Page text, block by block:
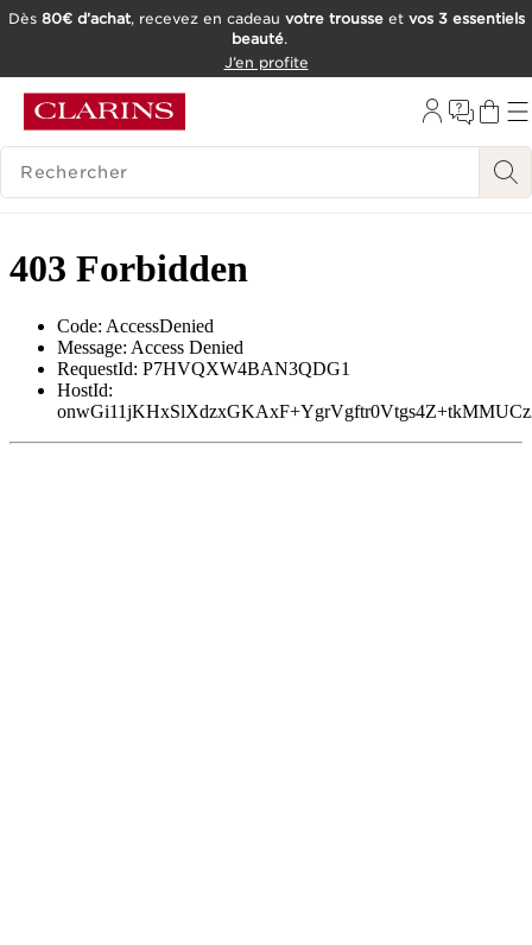
OUTIL D'ACCESSIBILITÉ
Dès 80€ d’achat, recevez en cadeau votre trousseet vos 3 essentiels
beauté.
J’en profite
HISTORIQUE DES RECHERCHES